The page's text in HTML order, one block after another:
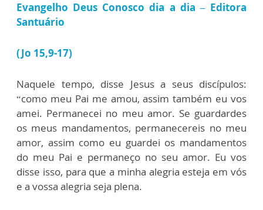
Evangelho Deus Conosco dia a dia – Editora
Santuário
(Jo 15,9-17)
Naquele tempo, disse Jesus a seus discípulos:
“como meu Pai me amou, assim também eu vos
amei. Permanecei no meu amor. Se guardardes
os meus mandamentos, permanecereis no meu
amor, assim como eu guardei os mandamentos
do meu Pai e permaneço no seu amor. Eu vos
disse isso, para que a minha alegria esteja em vós
e a vossa alegria seja plena.